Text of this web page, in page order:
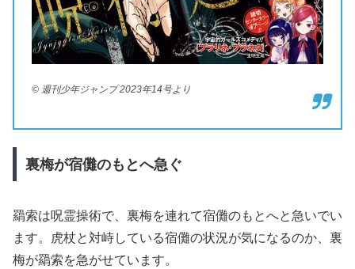
© 週刊少年ジャンプ 2023年14号より
裏梅が宿儺のもとへ急ぐ
羂索は呪霊操術で、裏梅を連れて宿儺のもとへと急いでい
ます。虎杖と対峙している宿儺の状況が気になるのか、裏
梅が羂索を急がせています。